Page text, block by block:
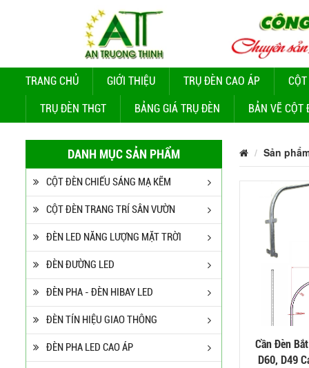
TRANG CHỦ GIỚI THIỆU TRỤ ĐÈN CAO ÁP
TRỤ ĐÈN THGT BẢNG GIÁ TRỤ ĐÈN BẢN VẼ CỘT
DANH MỤC SẢN PHẨM
CỘT ĐÈN CHIẾU SÁNG MẠ KẼM
CỘT ĐÈN TRANG TRÍ SÂN VƯỜN
ĐÈN LED NĂNG LƯỢNG MẶT TRỜI
ĐÈN ĐƯỜNG LED
ĐÈN PHA - ĐÈN HIBAY LED
ĐÈN TÍN HIỆU GIAO THÔNG
ĐÈN PHA LED CAO ÁP
Sản
Cần Đèn
D60, D49